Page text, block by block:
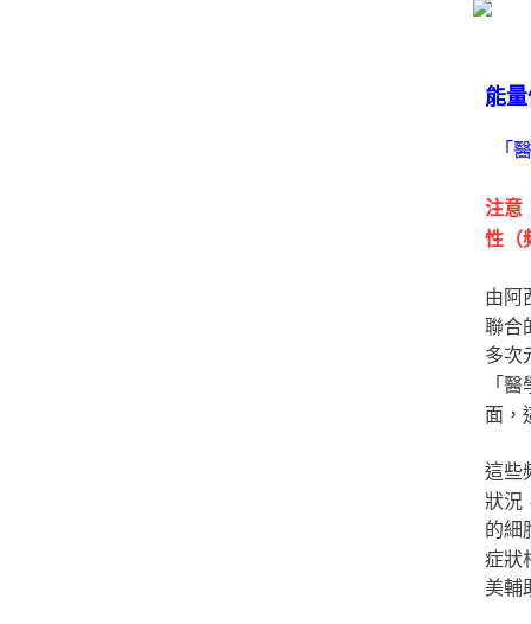
能
「
注意
性（
由阿
聯合
多次
「
面，
這些
狀況
的細
症狀
美輔